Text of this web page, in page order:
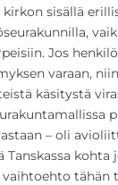
sisällä
Jos
varaan,
käsitystä
– oli
kohta
tähän